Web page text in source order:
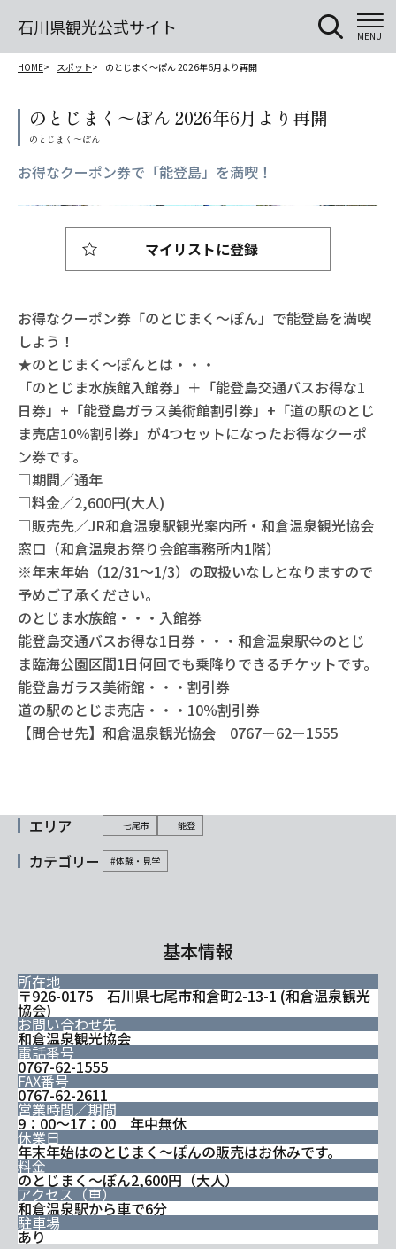
石川県観光公式サイト MENU
HOME スポット のとじまく～ぽん 2026年6月より再開
のとじまく～ぽん 2026年6月より再開
お得なクーポン券で「能登島」を満喫！
お得なクーポン券「のとじまく～ぽん」で能登島を満喫
しよう！
★のとじまく～ぽんとは・・・
「のとじま水族館入館券」＋「能登島交通バスお得な1
日券」+「能登島ガラス美術館割引券」+「道の駅のとじ
ま売店10％割引券」が4つセットになったお得なクーポ
ン券です。
□期間／通年
□料金／2,600円(大人)
□販売先／JR和倉温泉駅観光案内所・和倉温泉観光協会
窓口（和倉温泉お祭り会館事務所内1階）
※年末年始（12/31～1/3）の取扱いなしとなりますので
予めご了承ください。
のとじま水族館・・・入館券
能登島交通バスお得な1日券・・・和倉温泉駅⇔のとじ
ま臨海公園区間1日何回でも乗降りできるチケットです。
能登島ガラス美術館・・・割引券
道の駅のとじま売店・・・10％割引券
【問合せ先】和倉温泉観光協会 0767ー62ー1555
マイリストに登録
エリア 七尾市 能登
カテゴリー #体験・見学
基本情報
所在地
〒926-0175 石川県七尾市和倉町2-13-1 (和倉温泉観光
協会)
お問い合わせ先
和倉温泉観光協会
電話番号
0767-62-1555
FAX番号
0767-62-2611
営業時間／期間
9：00～17：00 年中無休
休業日
年末年始はのとじまく～ぽんの販売はお休みです。
料金
のとじまく～ぽん2,600円（大人）
アクセス（車）
和倉温泉駅から車で6分
駐車場
あり